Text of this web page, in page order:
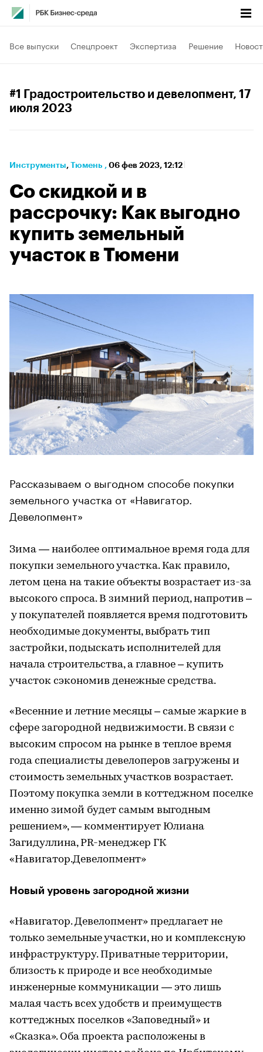
Все выпуски Спецпроект Экспертиза Решение
#1 Градостроительство и девелопмент, 17
июля 2023
Инструменты⁠, Тюмень , 06 фев 2023, 12:12
Со скидкой и в
рассрочку: Как выгодно
купить земельный
участок в Тюмени
Рассказываем о выгодном способе покупки
земельного участка от «Навигатор.
Девелопмент»
Зима — наиболее оптимальное время года для
покупки земельного участка. Как правило,
летом цена на такие объекты возрастает из-за
высокого спроса. В зимний период, напротив –
у покупателей появляется время подготовить
необходимые документы, выбрать тип
застройки, подыскать исполнителей для
начала строительства, а главное – купить
участок сэкономив денежные средства.
«Весенние и летние месяцы – самые жаркие в
сфере загородной недвижимости. В связи с
высоким спросом на рынке в теплое время
года специалисты девелоперов загружены и
стоимость земельных участков возрастает.
Поэтому покупка земли в коттеджном поселке
именно зимой будет самым выгодным
решением», — комментирует Юлиана
Загидуллина, PR-менеджер ГК
«Навигатор.Девелопмент»
Новый уровень загородной жизни
«Навигатор. Девелопмент» предлагает не
только земельные участки, но и комплексную
инфраструктуру. Приватные территории,
близость к природе и все необходимые
инженерные коммуникации — это лишь
малая часть всех удобств и преимуществ
коттеджных поселков «Заповедный» и
«Сказка». Оба проекта расположены в